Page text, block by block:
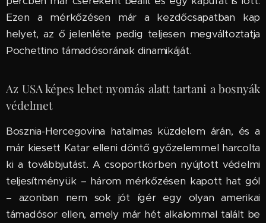
Ezen a mérkőzésen már a kezdőcsapatban kap
helyet, az ő jelenléte pedig teljesen megváltoztatja
Pochettino támadósorának dinamikáját.
Az USA képes lehet nyomás alatt tartani a bosnyák
védelmet
Bosznia-Hercegovina hatalmas küzdelem árán, és a
már kiesett Katar elleni döntő győzelemmel harcolta
ki a továbbjutást. A csoportkörben nyújtott védelmi
teljesítményük – három mérkőzésen kapott hat gól
– azonban nem sok jót ígér egy olyan amerikai
támadósor ellen, amely már hét alkalommal talált be